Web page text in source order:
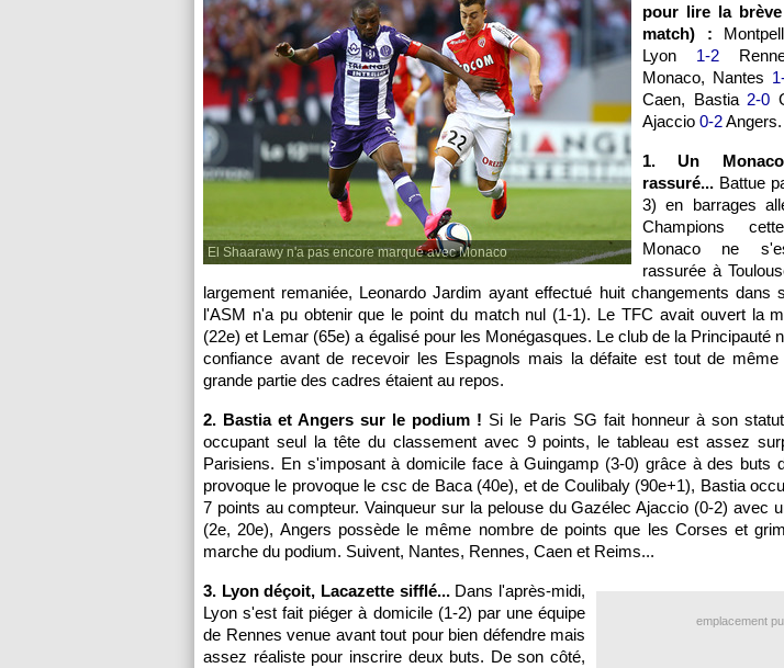
El Shaarawy n'a pas encore marqué avec Monaco
pour lire la
match) :
Lyon 1-2
Monaco, Nantes
Caen, Bastia 2-0
Ajaccio 0-2Angers.
1. Un
rassuré... Battue
3) en barrages
Champions
Monaco ne
rassurée à
largement remaniée, Leonardo Jardim ayant effectué huit changements dans
l'ASM n'a pu obtenir que le point du match nul (1-1). Le TFC avait ouvert la
(22e) et Lemar (65e) a égalisé pour les Monégasques. Le club de la Principauté
confiance avant de recevoir les Espagnols mais la défaite est tout de même
grande partie des cadres étaient au repos.
2. Bastia et Angers sur le podium ! Si le Paris SG fait honneur à son
occupant seul la tête du classement avec 9 points, le tableau est assez
Parisiens. En s'imposant à domicile face à Guingamp (3-0) grâce à des buts
provoque le provoque le csc de Baca (40e), et de Coulibaly (90e+1), Bastia
7 points au compteur. Vainqueur sur la pelouse du Gazélec Ajaccio (0-2) avec
(2e, 20e), Angers possède le même nombre de points que les Corses et
marche du podium. Suivent, Nantes, Rennes, Caen et Reims...
emplacement
3. Lyon déçoit, Lacazette sifflé...Dans l'après-midi,
Lyon s'est fait piéger à domicile (1-2) par une équipe
de Rennes venue avant tout pour bien défendre mais
assez réaliste pour inscrire deux buts. De son côté,